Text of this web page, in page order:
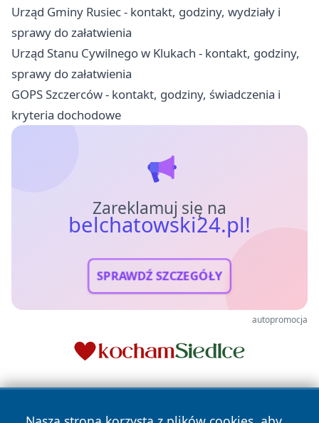
Urząd Gminy Rusiec - kontakt, godziny, wydziały i
sprawy do załatwienia
Urząd Stanu Cywilnego w Klukach - kontakt, godziny,
sprawy do załatwienia
GOPS Szczerców - kontakt, godziny, świadczenia i
kryteria dochodowe
Zareklamuj się na
belchatowski24.pl!
SPRAWDŹ SZCZEGÓŁY
autopromocja